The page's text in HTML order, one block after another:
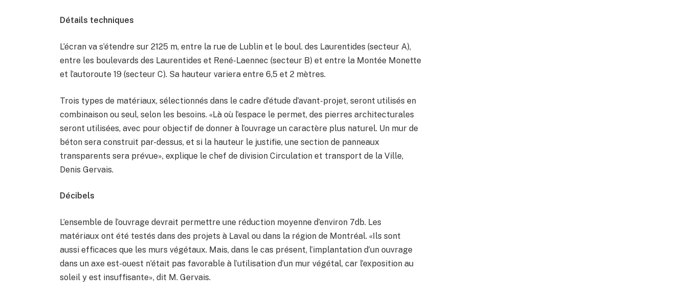
Détails techniques
L’écran va s’étendre sur 2125 m, entre la rue de Lublin et le boul. des Laurentides (secteur A),
entre les boulevards des Laurentides et René-Laennec (secteur B) et entre la Montée Monette
et l’autoroute 19 (secteur C). Sa hauteur variera entre 6,5 et 2 mètres.
Trois types de matériaux, sélectionnés dans le cadre d’étude d’avant-projet, seront utilisés en
combinaison ou seul, selon les besoins. «Là où l’espace le permet, des pierres architecturales
seront utilisées, avec pour objectif de donner à l’ouvrage un caractère plus naturel. Un mur de
béton sera construit par-dessus, et si la hauteur le justifie, une section de panneaux
transparents sera prévue», explique le chef de division Circulation et transport de la Ville,
Denis Gervais.
Décibels
L’ensemble de l’ouvrage devrait permettre une réduction moyenne d’environ 7db. Les
matériaux ont été testés dans des projets à Laval ou dans la région de Montréal. «Ils sont
aussi efficaces que les murs végétaux. Mais, dans le cas présent, l’implantation d’un ouvrage
dans un axe est-ouest n’était pas favorable à l’utilisation d’un mur végétal, car l’exposition au
soleil y est insuffisante», dit M. Gervais.